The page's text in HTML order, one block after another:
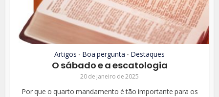
Artigos • Boa pergunta • Destaques
O sábado e a escatologia
20 de janeiro de 2025
Por que o quarto mandamento é tão importante para os